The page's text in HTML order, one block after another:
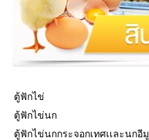
ตู้ฟักไข่
ตู้ฟักไข่นก
ตู้ฟักไข่นกกระจอกเทศเเละนกอีมู